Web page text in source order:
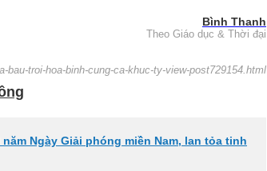
Bình Thanh
Theo Giáo dục & Thời đại
troi-hoa-binh-cung-ca-khuc-ty-view-post729154.html
Ngày Giải phóng miền Nam, lan tỏa tinh